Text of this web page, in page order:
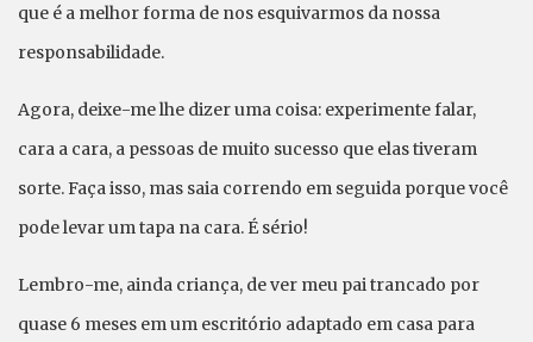
que é a melhor forma de nos esquivarmos da nossa
responsabilidade.
Agora, deixe-me lhe dizer uma coisa: experimente falar,
cara a cara, a pessoas de muito sucesso que elas tiveram
sorte. Faça isso, mas saia correndo em seguida porque você
pode levar um tapa na cara. É sério!
Lembro-me, ainda criança, de ver meu pai trancado por
quase 6 meses em um escritório adaptado em casa para